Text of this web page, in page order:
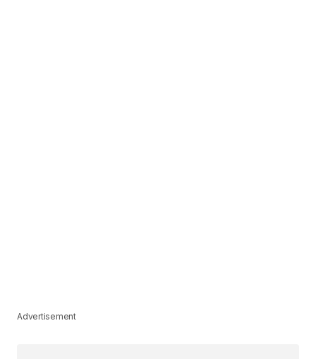
Advertisement